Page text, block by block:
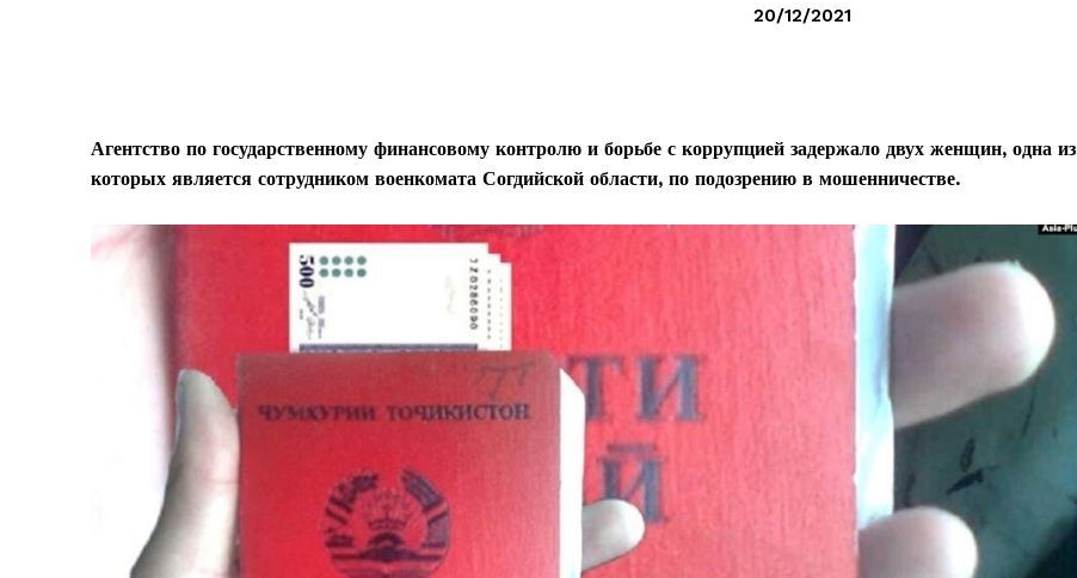
20/12/2021
Агентство по государственному финансовому контролю и борьбе с коррупцией задержало двух женщин, одна из
которых является сотрудником военкомата Согдийской области, по подозрению в мошенничестве.